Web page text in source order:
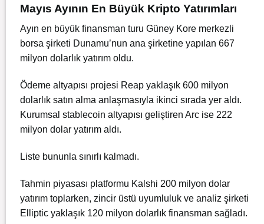
Mayıs Ayının En Büyük Kripto Yatırımları
Ayın en büyük finansman turu Güney Kore merkezli
borsa şirketi Dunamu’nun ana şirketine yapılan 667
milyon dolarlık yatırım oldu.
Ödeme altyapısı projesi Reap yaklaşık 600 milyon
dolarlık satın alma anlaşmasıyla ikinci sırada yer aldı.
Kurumsal stablecoin altyapısı geliştiren Arc ise 222
milyon dolar yatırım aldı.
Liste bununla sınırlı kalmadı.
Tahmin piyasası platformu Kalshi 200 milyon dolar
yatırım toplarken, zincir üstü uyumluluk ve analiz şirketi
Elliptic yaklaşık 120 milyon dolarlık finansman sağladı.